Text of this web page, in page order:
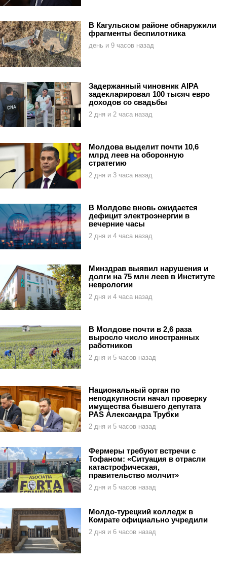
В Кагульском районе обнаружили
фрагменты беспилотника
день и 9 часов назад
Задержанный чиновник AIPA
задекларировал 100 тысяч евро
доходов со свадьбы
2 дня и 2 часа назад
Молдова выделит почти 10,6
млрд леев на оборонную
стратегию
2 дня и 3 часа назад
В Молдове вновь ожидается
дефицит электроэнергии в
вечерние часы
2 дня и 4 часа назад
Минздрав выявил нарушения и
долги на 75 млн леев в Институте
неврологии
2 дня и 4 часа назад
В Молдове почти в 2,6 раза
выросло число иностранных
работников
2 дня и 5 часов назад
Национальный орган по
неподкупности начал проверку
имущества бывшего депутата
PAS Александра Трубки
2 дня и 5 часов назад
Фермеры требуют встречи с
Тофаном: «Ситуация в отрасли
катастрофическая,
правительство молчит»
2 дня и 5 часов назад
Молдо-турецкий колледж в
Комрате официально учредили
2 дня и 6 часов назад